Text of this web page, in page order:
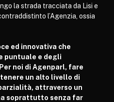
la strada tracciata da Lisi e
l’Agenzia, ossia
ed innovativa che
puntuale e degli
noi di Agenparl, fare
un alto livello di
attraverso un
soprattutto senza far